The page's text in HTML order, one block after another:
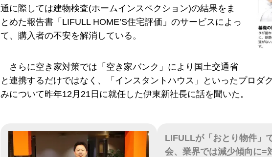
通に際しては建物検査(ホームインスペクション)の結果をま
とめた報告書「LIFULL HOME’S住宅評価」のサービスによっ
て、購入者の不安を解消している。
さらに空き家対策では「空き家バンク」により国土交通省
と連携するだけではなく、「インスタントハウス」といったプロ
みについて昨年12月21日に就任した伊東新社長に話を聞いた。
LIFULLが「おとり物件」
会、業界では減少傾向に=